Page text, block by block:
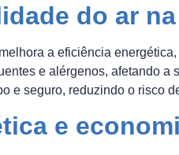
do ar
a eficiência
e alérgenos, afetando
e seguro, reduzindo o risco
e